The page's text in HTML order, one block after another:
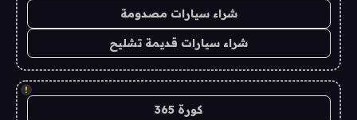
شراء سيارات مصدومة
شراء سيارات قديمة تشليح
!
كورة 365